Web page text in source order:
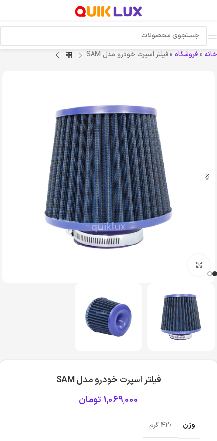
خانه »فروشگاه »فیلتر اسپرت خودرو مدل SAM
فیلتر اسپرت خودرو مدل SAM
1,069,000 تومان
وزن 420 گرم